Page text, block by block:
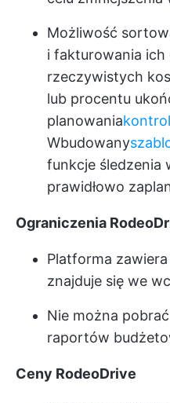
Możliwość
i fakturowania ich
rzeczywistych
lub procentu
planowania
Wbudowany
funkcje śledzenia
prawidłowo
Ograniczenia
Platforma zawiera
znajduje się we
Nie można
raportów
Ceny RodeoDrive